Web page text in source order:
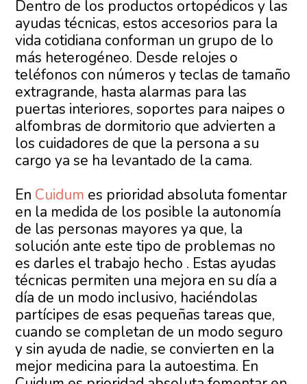
Dentro de los productos ortopédicos y las
ayudas técnicas, estos accesorios para la
vida cotidiana conforman un grupo de lo
más heterogéneo. Desde relojes o
teléfonos con números y teclas de tamaño
extragrande, hasta alarmas para las
puertas interiores, soportes para naipes o
alfombras de dormitorio que advierten a
los cuidadores de que la persona a su
cargo ya se ha levantado de la cama.
En Cuidum es prioridad absoluta fomentar
en la medida de los posible la autonomía
de las personas mayores ya que, la
solución ante este tipo de problemas no
es darles el trabajo hecho . Estas ayudas
técnicas permiten una mejora en su día a
día de un modo inclusivo, haciéndolas
partícipes de esas pequeñas tareas que,
cuando se completan de un modo seguro
y sin ayuda de nadie, se convierten en la
mejor medicina para la autoestima. En